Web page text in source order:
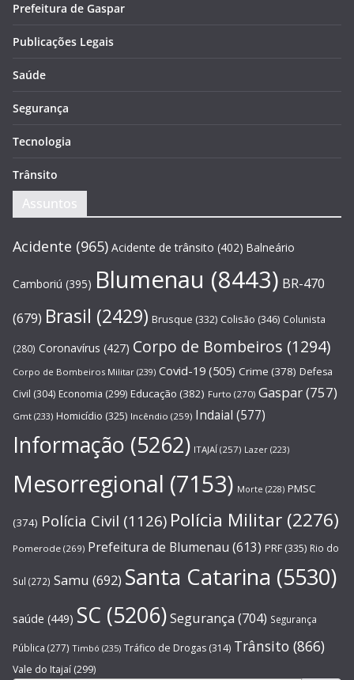
Prefeitura de Gaspar
Publicações Legais
Saúde
Segurança
Tecnologia
Trânsito
Assuntos
Acidente (965) Acidente de trânsito (402) Balneário
Camboriú (395) Blumenau (8443) BR-470
(679) Brasil (2429) Brusque (332) Colisão (346) Colunista
(280) Coronavírus (427) Corpo de Bombeiros (1294)
Corpo de Bombeiros Militar (239) Covid-19 (505) Crime (378) Defesa
Civil (304) Economia (299) Educação (382) Furto (270) Gaspar(757)
Gmt (233) Homicídio (325) Incêndio (259) Indaial (577)
Informação (5262) ITAJAÍ (257) Lazer (223)
Mesorregional (7153) Morte (228) PMSC
(374) Polícia Civil (1126) Polícia Militar (2276)
Pomerode (269) Prefeitura de Blumenau (613) PRF (335) Rio do
Sul (272) Samu (692) Santa Catarina (5530)
saúde (449) SC (5206)Segurança (704) Segurança
Pública (277) Timbó (235) Tráfico de Drogas (314) Trânsito (866)
Vale do Itajaí (299)